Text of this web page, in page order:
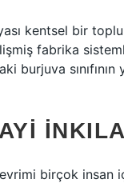
kentsel bir
fabrika
burjuva
birçok insan